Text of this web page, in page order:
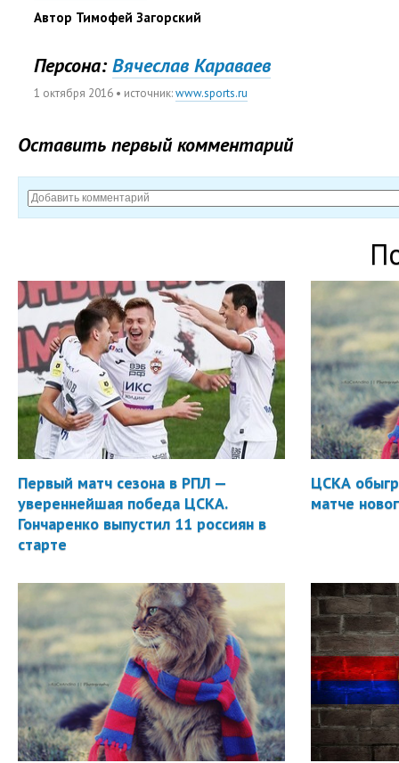
Автор Тимофей Загорский
Персона: Вячеслав Караваев
1 октября 2016 • источник:www.sports.ru
Оставить первый комментарий
Первый матч сезона в РПЛ —
увереннейшая победа ЦСКА.
Гончаренко выпустил 11 россиян в
старте
ЦСКА
матче